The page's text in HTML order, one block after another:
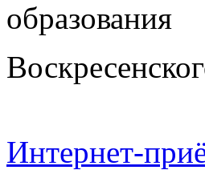
образования
Интернет-